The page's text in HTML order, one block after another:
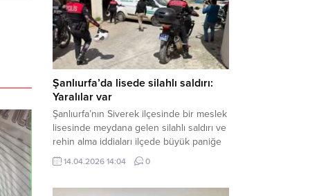
Merkezi – Şanlıurfa Valiliği bünyesinde İl
Jandarma Komutanlığı tarafından
gerçekleştirilen “Tütün ve Alkol
Kaçakçılarına Yönelik Çalışmalar” tüm...
Şanlıurfa’da lisede silahlı saldırı:
Yaralılar var
Şanlıurfa’nın Siverek ilçesinde bir meslek
lisesinde meydana gelen silahlı saldırı ve
rehin alma iddiaları ilçede büyük paniğe
neden oldu. Olay yerine çok sayıda özel
harekat polisi ve sağlık ekibi sevk
14.04.2026 14:04 0